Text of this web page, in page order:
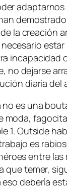
la crea­ción
no de­jar­se
dia­ria del
es una
mo­da,
1. Outside
es
en­tre
que te­mer,
de­be­ría